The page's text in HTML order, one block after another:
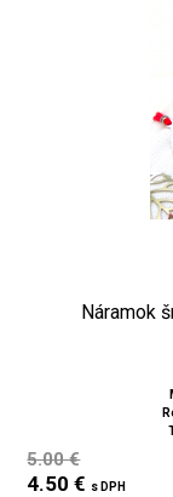
Náramok
5.00 €
4.50 € s DPH